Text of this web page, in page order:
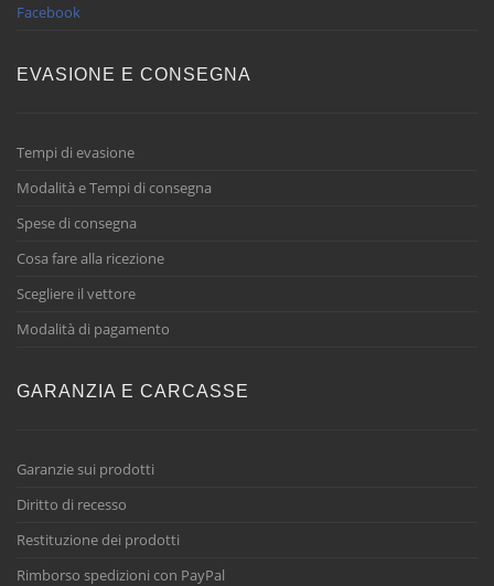
Facebook
EVASIONE E CONSEGNA
Tempi di evasione
Modalità e Tempi di consegna
Spese di consegna
Cosa fare alla ricezione
Scegliere il vettore
Modalità di pagamento
GARANZIA E CARCASSE
Garanzie sui prodotti
Diritto di recesso
Restituzione dei prodotti
Rimborso spedizioni con PayPal